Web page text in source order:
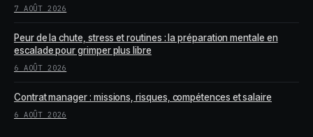
7 AOÛT 2026
Peur de la chute, stress et routines : la préparation mentale en
escalade pour grimper plus libre
6 AOÛT 2026
Contrat manager : missions, risques, compétences et salaire
6 AOÛT 2026